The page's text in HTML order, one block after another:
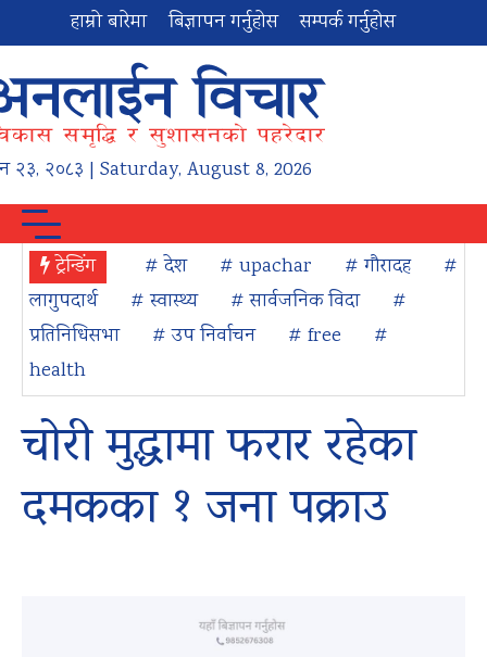
हाम्रो बारेमा बिज्ञापन गर्नुहोस सम्पर्क गर्नुहोस
२३, २०८३ | Saturday, August 8, 2026
ट्रेन्डिंग # देश # upachar # गौरादह
#
लागुपदार्थ
# स्वास्थ्य # सार्वजनिक विदा
#
प्रतिनिधिसभा
# उप निर्वाचन # free
#
health
चोरी मुद्धामा फरार रहेका
दमकका १ जना पक्राउ